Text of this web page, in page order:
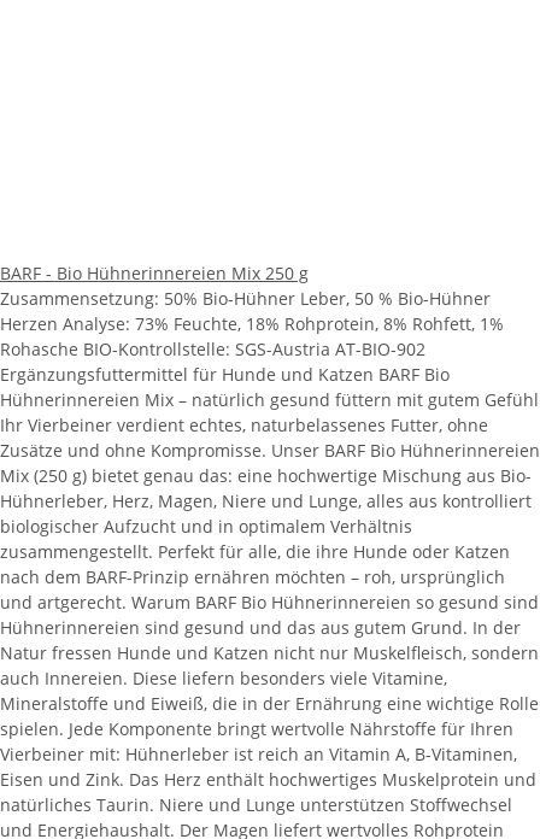
BARF - Bio Hühnerinnereien Mix 250 g
Zusammensetzung: 50% Bio-Hühner Leber, 50 % Bio-Hühner
Herzen Analyse: 73% Feuchte, 18% Rohprotein, 8% Rohfett, 1%
Rohasche BIO-Kontrollstelle: SGS-Austria AT-BIO-902
Ergänzungsfuttermittel für Hunde und Katzen BARF Bio
Hühnerinnereien Mix – natürlich gesund füttern mit gutem Gefühl
Ihr Vierbeiner verdient echtes, naturbelassenes Futter, ohne
Zusätze und ohne Kompromisse. Unser BARF Bio Hühnerinnereien
Mix (250 g) bietet genau das: eine hochwertige Mischung aus Bio-
Hühnerleber, Herz, Magen, Niere und Lunge, alles aus kontrolliert
biologischer Aufzucht und in optimalem Verhältnis
zusammengestellt. Perfekt für alle, die ihre Hunde oder Katzen
nach dem BARF-Prinzip ernähren möchten – roh, ursprünglich
und artgerecht. Warum BARF Bio Hühnerinnereien so gesund sind
Hühnerinnereien sind gesund und das aus gutem Grund. In der
Natur fressen Hunde und Katzen nicht nur Muskelfleisch, sondern
auch Innereien. Diese liefern besonders viele Vitamine,
Mineralstoffe und Eiweiß, die in der Ernährung eine wichtige Rolle
spielen. Jede Komponente bringt wertvolle Nährstoffe für Ihren
Vierbeiner mit: Hühnerleber ist reich an Vitamin A, B-Vitaminen,
Eisen und Zink. Das Herz enthält hochwertiges Muskelprotein und
natürliches Taurin. Niere und Lunge unterstützen Stoffwechsel
und Energiehaushalt. Der Magen liefert wertvolles Rohprotein